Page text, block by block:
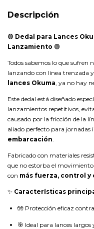
Descripción
🟢 Dedal para Lances
Lanzamiento 🟢
Todos sabemos lo que sufren
lanzando con línea trenzada y
lances Okuma, ya no hay
Este dedal está diseñado
lanzamientos repetitivos,
causado por la fricción de la
aliado perfecto para jornadas
embarcación.
Fabricado con materiales
que no estorba el
con más fuerza, control y
✨ Características
🧤 Protección eficaz
🎯 Ideal para lances